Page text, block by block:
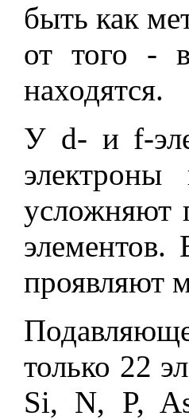
быть как
от того -
находятся.
У d- и f-
электроны
усложняют
проявляют
только 22
Si, N, P,